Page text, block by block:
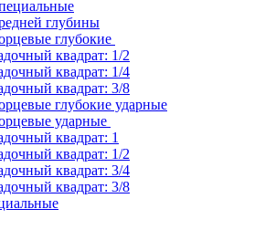
глубины
глубокие
квадрат: 1/2
квадрат: 1/4
квадрат: 3/8
глубокие ударные
ударные
квадрат: 1
квадрат: 1/2
квадрат: 3/4
квадрат: 3/8